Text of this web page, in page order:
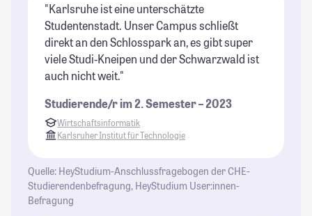
"Karlsruhe ist eine unterschätzte
Studentenstadt. Unser Campus schließt
direkt an den Schlosspark an, es gibt super
viele Studi-Kneipen und der Schwarzwald ist
auch nicht weit."
Studierende/r im 2. Semester – 2023
Wirtschaftsinformatik
Karlsruher Institut für Technologie
Quelle: HeyStudium-Anschlussfragebogen der CHE-
Studierendenbefragung, HeyStudium User:innen-
Befragung